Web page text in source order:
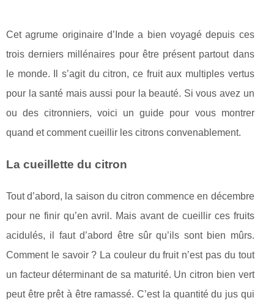
Cet agrume originaire d’Inde a bien voyagé depuis ces
trois derniers millénaires pour être présent partout dans
le monde. Il s’agit du citron, ce fruit aux multiples vertus
pour la santé mais aussi pour la beauté. Si vous avez un
ou des citronniers, voici un guide pour vous montrer
quand et comment cueillir les citrons convenablement.
La cueillette du citron
Tout d’abord, la saison du citron commence en décembre
pour ne finir qu’en avril. Mais avant de cueillir ces fruits
acidulés, il faut d’abord être sûr qu’ils sont bien mûrs.
Comment le savoir ? La couleur du fruit n’est pas du tout
un facteur déterminant de sa maturité. Un citron bien vert
peut être prêt à être ramassé. C’est la quantité du jus qui